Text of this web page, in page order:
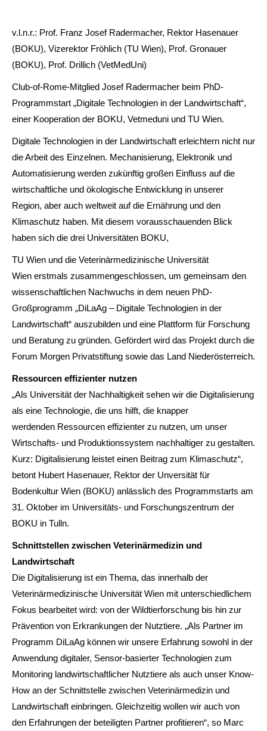
v.l.n.r.: Prof. Franz Josef Radermacher, Rektor Hasenauer
(BOKU), Vizerektor Fröhlich (TU Wien), Prof. Gronauer
(BOKU), Prof. Drillich (VetMedUni)
Club-of-Rome-Mitglied Josef Radermacher beim PhD-
Programmstart „Digitale Technologien in der Landwirtschaft“,
einer Kooperation der BOKU, Vetmeduni und TU Wien.
Digitale Technologien in der Landwirtschaft erleichtern nicht nur
die Arbeit des Einzelnen. Mechanisierung, Elektronik und
Automatisierung werden zukünftig großen Einfluss auf die
wirtschaftliche und ökologische Entwicklung in unserer
Region, aber auch weltweit auf die Ernährung und den
Klimaschutz haben. Mit diesem vorausschauenden Blick
haben sich die drei Universitäten BOKU,
TU Wien und die Veterinärmedizinische Universität
Wien erstmals zusammengeschlossen, um gemeinsam den
wissenschaftlichen Nachwuchs in dem neuen PhD-
Großprogramm „DiLaAg – Digitale Technologien in der
Landwirtschaft“ auszubilden und eine Plattform für Forschung
und Beratung zu gründen. Gefördert wird das Projekt durch die
Forum Morgen Privatstiftung sowie das Land Niederösterreich.
Ressourcen effizienter nutzen
„Als Universität der Nachhaltigkeit sehen wir die Digitalisierung
als eine Technologie, die uns hilft, die knapper
werdenden Ressourcen effizienter zu nutzen, um unser
Wirtschafts- und Produktionssystem nachhaltiger zu gestalten.
Kurz: Digitalisierung leistet einen Beitrag zum Klimaschutz“,
betont Hubert Hasenauer, Rektor der Unversität für
Bodenkultur Wien (BOKU) anlässlich des Programmstarts am
31. Oktober im Universitäts- und Forschungszentrum der
BOKU in Tulln.
Schnittstellen zwischen Veterinärmedizin und
Landwirtschaft
Die Digitalisierung ist ein Thema, das innerhalb der
Veterinärmedizinische Universität Wien mit unterschiedlichem
Fokus bearbeitet wird: von der Wildtierforschung bis hin zur
Prävention von Erkrankungen der Nutztiere. „Als Partner im
Programm DiLaAg können wir unsere Erfahrung sowohl in der
Anwendung digitaler, Sensor-basierter Technologien zum
Monitoring landwirtschaftlicher Nutztiere als auch unser Know-
How an der Schnittstelle zwischen Veterinärmedizin und
Landwirtschaft einbringen. Gleichzeitig wollen wir auch von
den Erfahrungen der beteiligten Partner profitieren“, so Marc